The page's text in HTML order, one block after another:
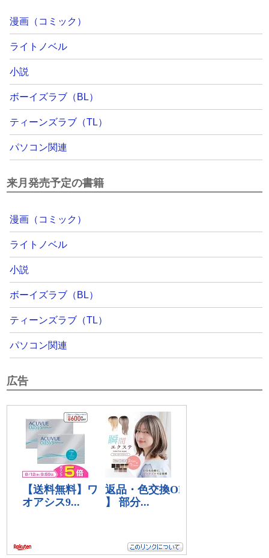
漫画（コミック）
ライトノベル
小説
ボーイズラブ（BL）
ティーンズラブ（TL）
パソコン関連
来月発売予定の書籍
漫画（コミック）
ライトノベル
小説
ボーイズラブ（BL）
ティーンズラブ（TL）
パソコン関連
広告